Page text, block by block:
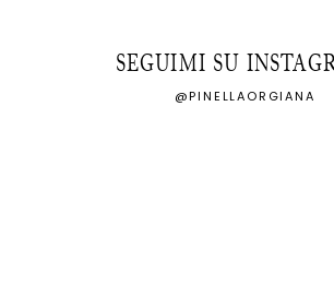
SEGUIMI SU
@PINELLAORGIANA